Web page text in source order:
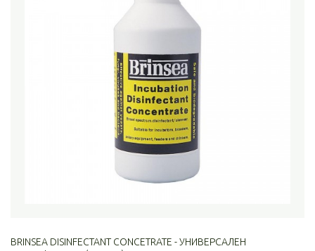
BRINSEA DISINFECTANT CONCETRATE - УНИВЕРСАЛЕН